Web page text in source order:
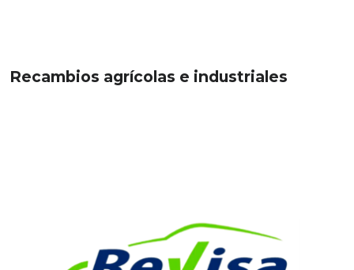
Recambios agrícolas e industriales